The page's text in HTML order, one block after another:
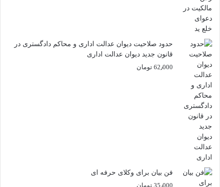
حدود صلاحیت دیوان عدالت اداری و محاکم دادگستری در
قانون جدید دیوان عدالت اداری
62٫000 تومان
فن بیان برای وکلای حرفه ای
35٫000 تومان